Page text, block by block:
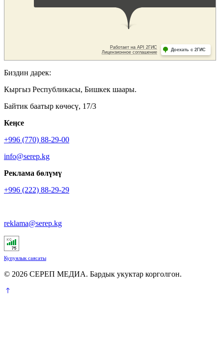
Биздин дарек:
Кыргыз Республикасы, Бишкек шаары.
Байтик баатыр көчөсү, 17/3
Кеӊсе
+996 (770) 88-29-00
info@serep.kg
Реклама бөлүмү
+996 (222) 88-29-29
reklama@serep.kg
Купуялык саясаты
© 2026 СЕРЕП МЕДИА. Бардык укуктар корголгон.